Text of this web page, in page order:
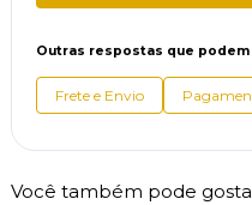
Outras respostas que
Frete e Envio
Você também pode